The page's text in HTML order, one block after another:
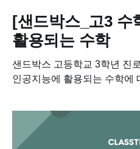
[샌드박스_고3 수
활용되는 수학
샌드박스 고등학교 3학년 진
인공지능에 활용되는 수학에